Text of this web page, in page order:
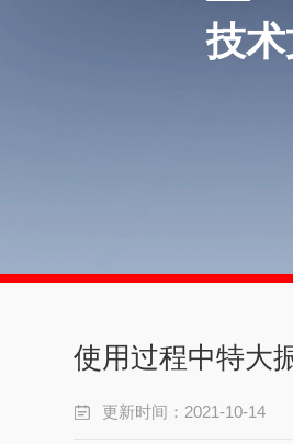
技
使用过程中特大
更新时间：2021-10-14